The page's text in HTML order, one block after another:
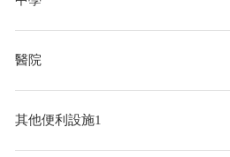
醫院
其他便利設施1